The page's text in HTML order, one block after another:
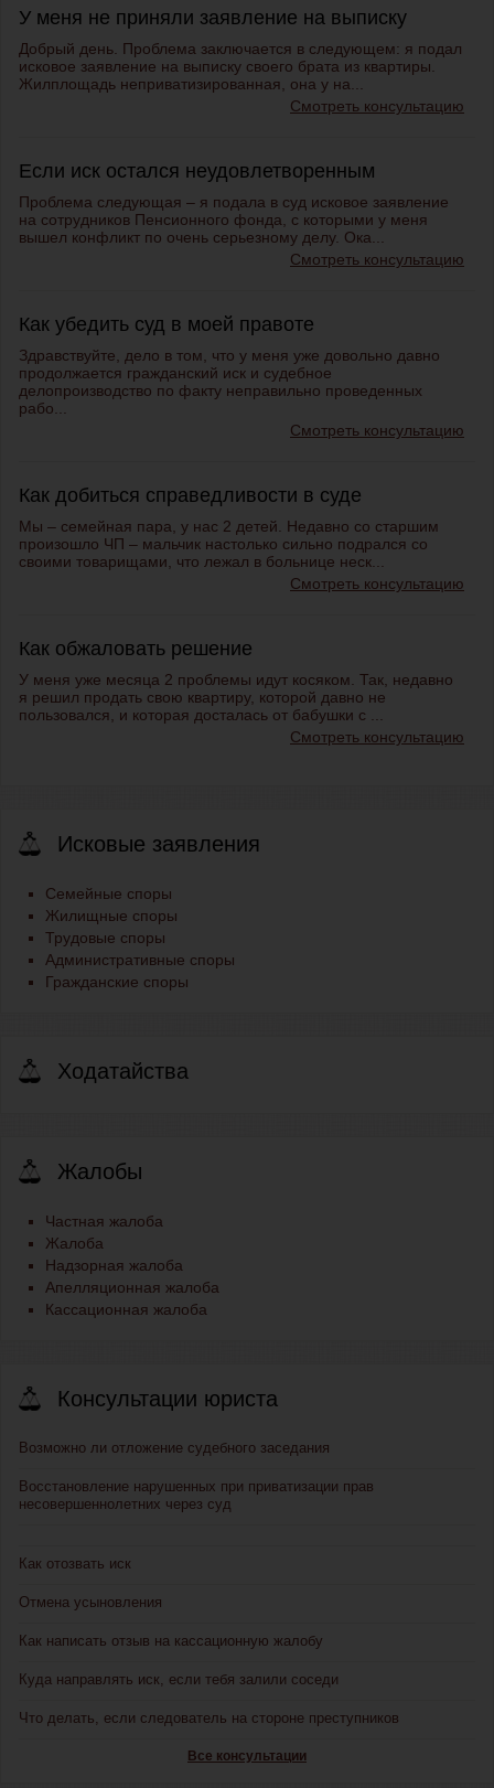
У меня не приняли заявление на выписку
Добрый день. Проблема заключается в следующем: я подал
исковое заявление на выписку своего брата из квартиры.
Жилплощадь неприватизированная, она у на...
Смотреть консультацию
Если иск остался неудовлетворенным
Проблема следующая – я подала в суд исковое заявление
на сотрудников Пенсионного фонда, с которыми у меня
вышел конфликт по очень серьезному делу. Ока...
Смотреть консультацию
Как убедить суд в моей правоте
Здравствуйте, дело в том, что у меня уже довольно давно
продолжается гражданский иск и судебное
делопроизводство по факту неправильно проведенных
рабо...
Смотреть консультацию
Как добиться справедливости в суде
Мы – семейная пара, у нас 2 детей. Недавно со старшим
произошло ЧП – мальчик настолько сильно подрался со
своими товарищами, что лежал в больнице неск...
Смотреть консультацию
Как обжаловать решение
У меня уже месяца 2 проблемы идут косяком. Так, недавно
я решил продать свою квартиру, которой давно не
пользовался, и которая досталась от бабушки с ...
Смотреть консультацию
Исковые заявления
Семейные споры
Жилищные споры
Трудовые споры
Административные споры
Гражданские споры
Ходатайства
Жалобы
Частная жалоба
Жалоба
Надзорная жалоба
Апелляционная жалоба
Кассационная жалоба
Консультации юриста
Возможно ли отложение судебного заседания
Восстановление нарушенных при приватизации прав
несовершеннолетних через суд
Как отозвать иск
Отмена усыновления
Как написать отзыв на кассационную жалобу
Куда направлять иск, если тебя залили соседи
Что делать, если следователь на стороне преступников
Все консультации